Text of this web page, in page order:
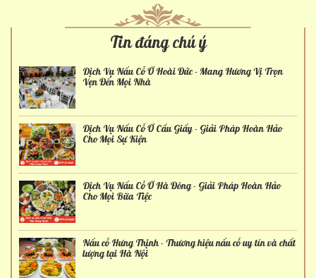
Tin đáng chú ý
Dịch Vụ Nấu Cỗ Ở Hoài Đức - Mang Hương Vị Trọn
Vẹn Đến Mọi Nhà
Dịch Vụ Nấu Cỗ Ở Cầu Giấy - Giải Pháp Hoàn Hảo
Cho Mọi Sự Kiện
Dịch Vụ Nấu Cỗ Ở Hà Đông - Giải Pháp Hoàn Hảo
Cho Mọi Bữa Tiệc
Nấu cỗ Hưng Thịnh - Thương hiệu nấu cỗ uy tín và chất
lượng tại Hà Nội